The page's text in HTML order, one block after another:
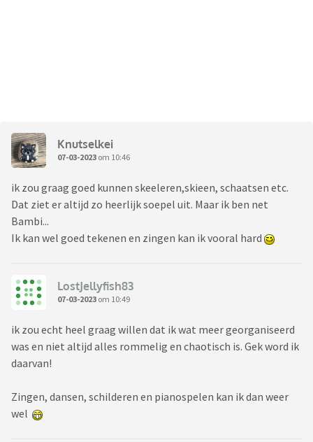
Knutselkei
07-03-2023 om 10:46
ik zou graag goed kunnen skeeleren,skieen, schaatsen etc.
Dat ziet er altijd zo heerlijk soepel uit. Maar ik ben net
Bambi...
Ik kan wel goed tekenen en zingen kan ik vooral hard
LostJellyfish83
07-03-2023 om 10:49
ik zou echt heel graag willen dat ik wat meer georganiseerd
was en niet altijd alles rommelig en chaotisch is. Gek word ik
daarvan!
Zingen, dansen, schilderen en pianospelen kan ik dan weer
wel